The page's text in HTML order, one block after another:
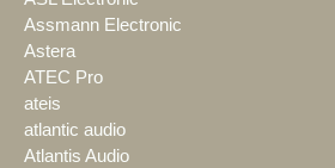
Assmann Electronic
Astera
ATEC Pro
ateis
atlantic audio
Atlantis Audio